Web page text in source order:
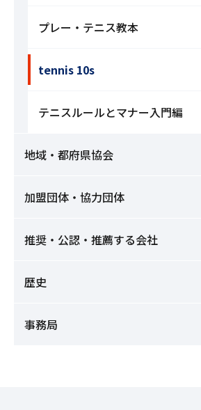
プレー・テニス教本
tennis 10s
テニスルールとマナー入門編
地域・都府県協会
加盟団体・協力団体
推奨・公認・推薦する会社
歴史
事務局